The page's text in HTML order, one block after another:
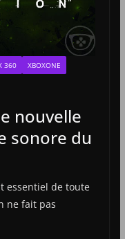
360 XBOXONE
nouvelle
sonore du
essentiel de toute
ne fait pas